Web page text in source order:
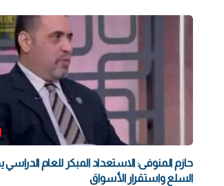
حازم المنوفى: الاستعداد المبكر للعام
السلع واستقرار الأسواق